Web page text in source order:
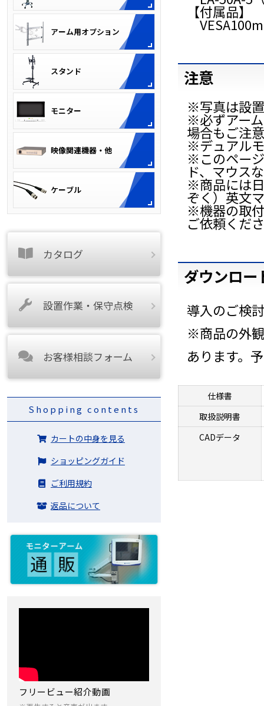
【付属品】
注意
※写真は設
※必ずアー
場合もご注
※デュアル
※このペー
ド、マウス
※商品には
ぞく）英文
※機器の取
ご依頼くだ
ダウンロー
導入のご検
※商品の外
あります。
仕様書
取扱説明書
CADデータ
カタログ
設置作業・保守点検
お客様相談フォーム
Shopping contents
カートの中身を見る
ショッピングガイド
ご利用規約
返品について
フリービュー紹介動画